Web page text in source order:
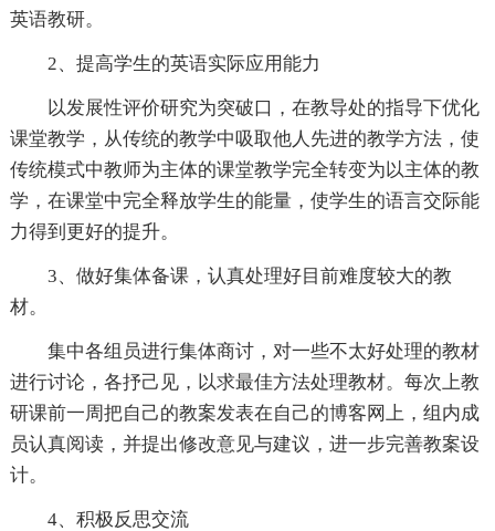
英语教研。
2、提高学生的英语实际应用能力
以发展性评价研究为突破口，在教导处的指导下优化
课堂教学，从传统的教学中吸取他人先进的教学方法，使
传统模式中教师为主体的课堂教学完全转变为以主体的教
学，在课堂中完全释放学生的能量，使学生的语言交际能
力得到更好的提升。
3、做好集体备课，认真处理好目前难度较大的教
材。
集中各组员进行集体商讨，对一些不太好处理的教材
进行讨论，各抒己见，以求最佳方法处理教材。每次上教
研课前一周把自己的教案发表在自己的博客网上，组内成
员认真阅读，并提出修改意见与建议，进一步完善教案设
计。
4、积极反思交流